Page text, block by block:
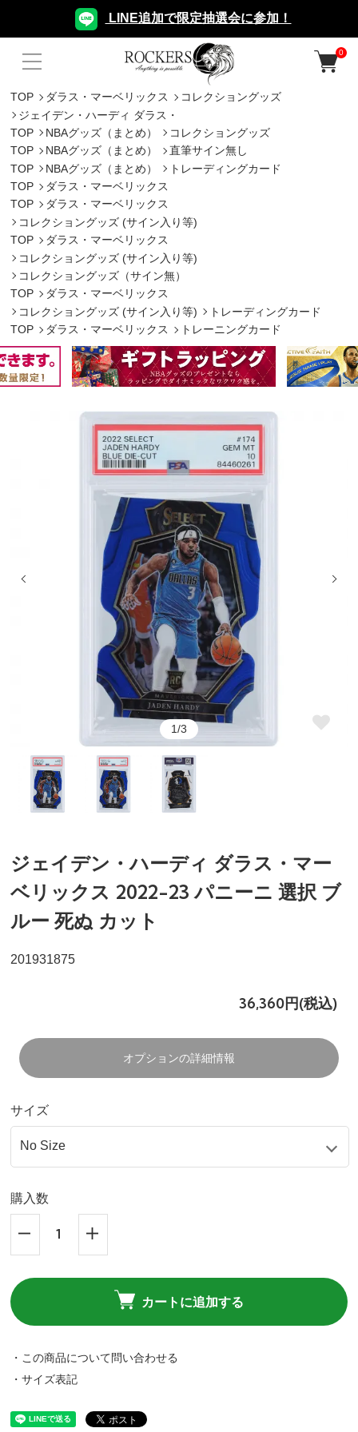
LINE追加で限定抽選会に参加！
0
TOP ダラス・マーベリックス
コレクショングッズ
ジェイデン・ハーディ ダラス・
TOP
NBAグッズ（まとめ）
コレクショングッズ
TOP
NBAグッズ（まとめ）
直筆サイン無し
TOP
NBAグッズ（まとめ）
トレーディングカード
TOP
ダラス・マーベリックス
TOP
ダラス・マーベリックス
コレクショングッズ (サイン入り等)
TOP
ダラス・マーベリックス
コレクショングッズ (サイン入り等)
コレクショングッズ（サイン無）
TOP
ダラス・マーベリックス
コレクショングッズ (サイン入り等)
トレーディングカード
TOP
ダラス・マーベリックス トレーニングカード
1/3
ジェイデン・ハーディ ダラス・マー
ベリックス 2022-23 パニーニ 選択 ブ
ルー 死ぬ カット
201931875
36,360円(税込)
オプションの詳細情報
サイズ
購入数
カートに追加する
・この商品について問い合わせる
・サイズ表記